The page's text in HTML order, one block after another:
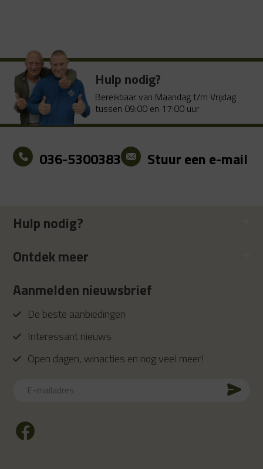
Hulp nodig?
Bereikbaar van Maandag t/m Vrijdag
tussen 09:00 en 17:00 uur
036-5300383 Stuur een e-mail
Hulp nodig?
Ontdek meer
Aanmelden nieuwsbrief
De beste aanbiedingen
Interessant nieuws
Open dagen, winacties en nog veel meer!